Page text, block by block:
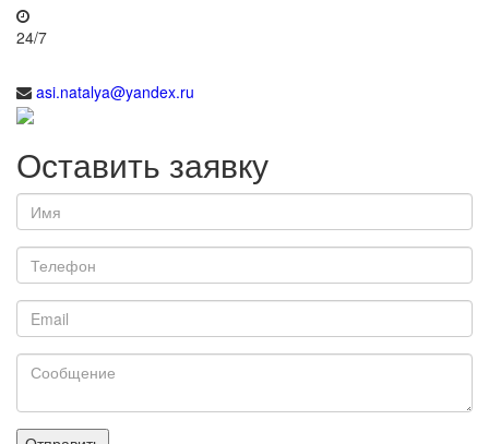
24/7
asi.natalya@yandex.ru
Оставить заявку